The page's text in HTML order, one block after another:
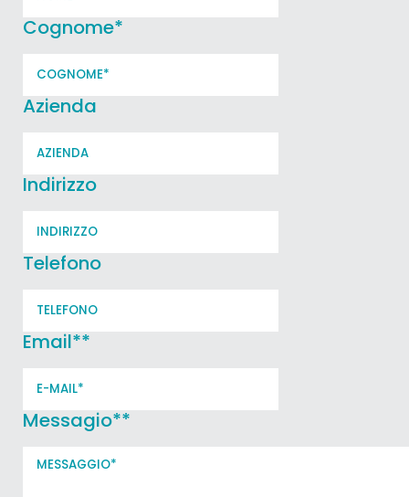
Cognome*
Azienda
Indirizzo
Telefono
Email**
Messagio**